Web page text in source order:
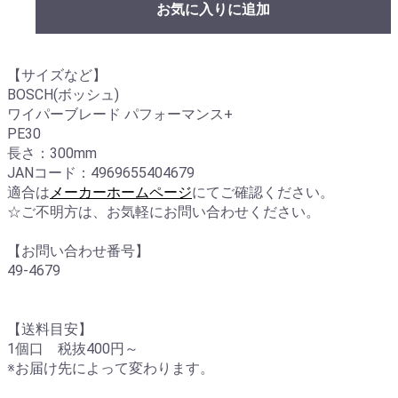
お気に入りに追加
【サイズなど】
BOSCH(ボッシュ)
ワイパーブレード パフォーマンス+
PE30
長さ：300mm
JANコード：4969655404679
適合はメーカーホームページにてご確認ください。
☆ご不明方は、お気軽にお問い合わせください。
【お問い合わせ番号】
49-4679
【送料目安】
1個口 税抜400円～
※お届け先によって変わります。